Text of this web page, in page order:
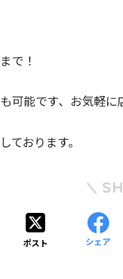
で！
可能です、お気軽に
ております。
ポスト シェア